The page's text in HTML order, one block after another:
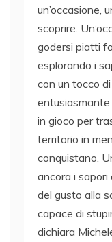
un’occasione,
scoprire.
godersi piatti
esplorando i
con un tocco
in gioco per
territorio in
conquistano.
ancora i sapori
del gusto alla
capace di
dichiara